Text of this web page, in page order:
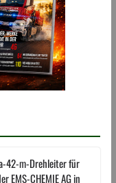
42-m-Drehleiter für
EMS-CHEMIE AG in